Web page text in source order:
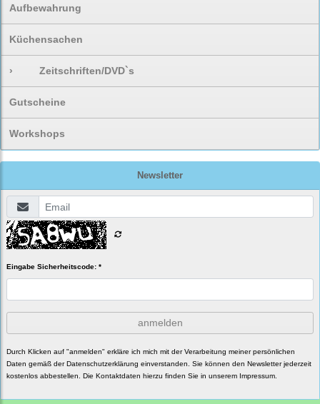
Aufbewahrung
Küchensachen
› Zeitschriften/DVD`s
Gutscheine
Workshops
Newsletter
Eingabe Sicherheitscode: *
anmelden
Durch Klicken auf "anmelden" erkläre ich mich mit der Verarbeitung meiner persönlichen
Daten gemäß der Datenschutzerklärung einverstanden. Sie können den Newsletter jederzeit
kostenlos abbestellen. Die Kontaktdaten hierzu finden Sie in unserem Impressum.